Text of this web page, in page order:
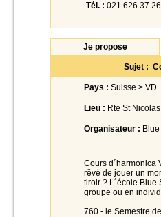
Tél. : 021 626 37 26
Je propose
Sujet :
Pays : Suisse > VD
Lieu : Rte St
Organisateur :
Cours d´harmonica
rêvé de jouer un
tiroir ? L´école Blue
groupe ou en
760.- le Semestre